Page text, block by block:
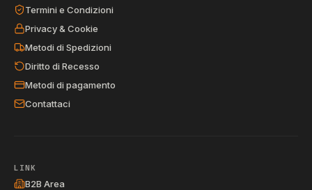
Termini e Condizioni
Privacy & Cookie
Metodi di Spedizioni
Diritto di Recesso
Metodi di pagamento
Contattaci
LINK
B2B Area